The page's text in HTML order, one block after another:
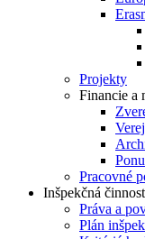
Projekty
Financie a
Pracovné
Inšpekčná
Práva a
Plán